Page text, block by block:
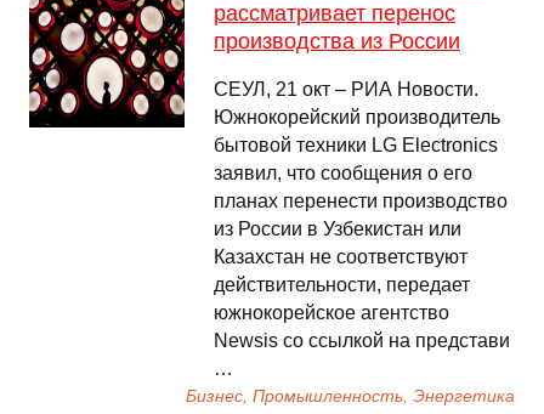
рассматривает перенос
производства из России
СЕУЛ, 21 окт – РИА Новости.
Южнокорейский производитель
бытовой техники LG Electronics
заявил, что сообщения о его
планах перенести производство
из России в Узбекистан или
Казахстан не соответствуют
действительности, передает
южнокорейское агентство
Newsis со ссылкой на представи
…
Бизнес, Промышленность, Энергетика